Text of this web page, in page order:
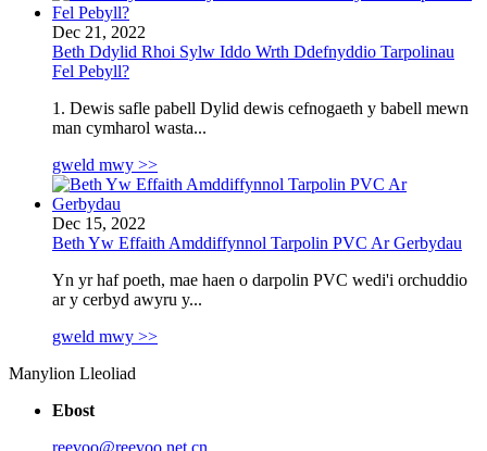
Dec 21, 2022
Beth Ddylid Rhoi Sylw Iddo Wrth Ddefnyddio Tarpolinau
Fel Pebyll?
1. Dewis safle pabell Dylid dewis cefnogaeth y babell mewn
man cymharol wasta...
gweld mwy >>
Dec 15, 2022
Beth Yw Effaith Amddiffynnol Tarpolin PVC Ar Gerbydau
Yn yr haf poeth, mae haen o darpolin PVC wedi'i orchuddio
ar y cerbyd awyru y...
gweld mwy >>
Manylion Lleoliad
Ebost
reevoo@reevoo.net.cn